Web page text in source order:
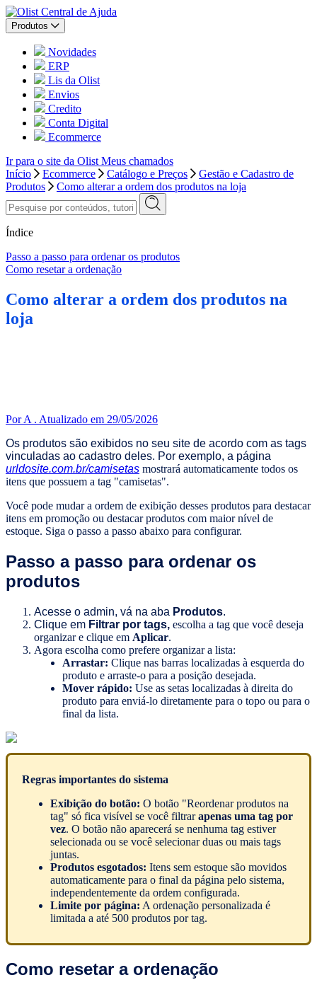
Central de Ajuda
Produtos
Novidades
ERP
Lis da Olist
Envios
Credito
Conta Digital
Ecommerce
Ir para o site da Olist Meus chamados
Início
Ecommerce Catálogo e Preços
Gestão e Cadastro de
Produtos
Como alterar a ordem dos produtos na loja
Índice
Passo a passo para ordenar os produtos
Como resetar a ordenação
Como alterar a ordem dos produtos na
loja
Por A . Atualizado em 29/05/2026
Os produtos são exibidos no seu site de acordo com as tags
vinculadas ao cadastro deles. Por exemplo, a página
urldosite.com.br/camisetas mostrará automaticamente todos os
itens que possuem a tag "camisetas".
Você pode mudar a ordem de exibição desses produtos para destacar
itens em promoção ou destacar produtos com maior nível de
estoque. Siga o passo a passo abaixo para configurar.
Passo a passo para ordenar os
produtos
Acesse o admin, vá na aba Produtos.
Clique em Filtrar por tags, escolha a tag que você deseja
organizar e clique em Aplicar.
Agora escolha como prefere organizar a lista:
Arrastar: Clique nas barras localizadas à esquerda do
produto e arraste-o para a posição desejada.
Mover rápido: Use as setas localizadas à direita do
produto para enviá-lo diretamente para o topo ou para o
final da lista.
Regras importantes do sistema
Exibição do botão: O botão "Reordenar produtos na
tag" só fica visível se você filtrarapenas uma tag por
vez. O botão não aparecerá se nenhuma tag estiver
selecionada ou se você selecionar duas ou mais tags
juntas.
Produtos esgotados: Itens sem estoque são movidos
automaticamente para o final da página pelo sistema,
independentemente da ordem configurada.
Limite por página: A ordenação personalizada é
limitada a até 500 produtos por tag.
Como resetar a ordenação